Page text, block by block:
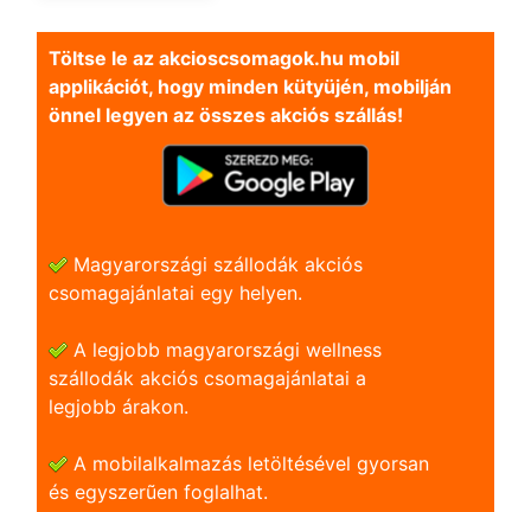
Töltse le az akcioscsomagok.hu mobil
applikációt, hogy minden kütyüjén, mobilján
önnel legyen az összes akciós szállás!
Magyarországi szállodák akciós
csomagajánlatai egy helyen.
A legjobb magyarországi wellness
szállodák akciós csomagajánlatai a
legjobb árakon.
A mobilalkalmazás letöltésével gyorsan
és egyszerũen foglalhat.